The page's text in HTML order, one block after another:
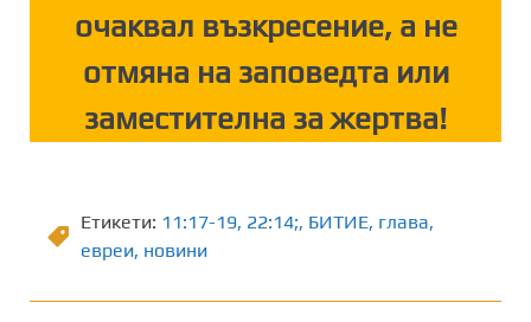
очаквал възкресение, а не
отмяна на заповедта или
заместителна за жертва!
Етикети: 11:17-19, 22:14;, БИТИЕ, глава,
евреи, новини